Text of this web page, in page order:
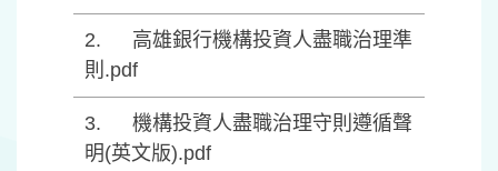
高雄銀行機構投資人盡職治理準
則.pdf
機構投資人盡職治理守則遵循聲
明(英文版).pdf